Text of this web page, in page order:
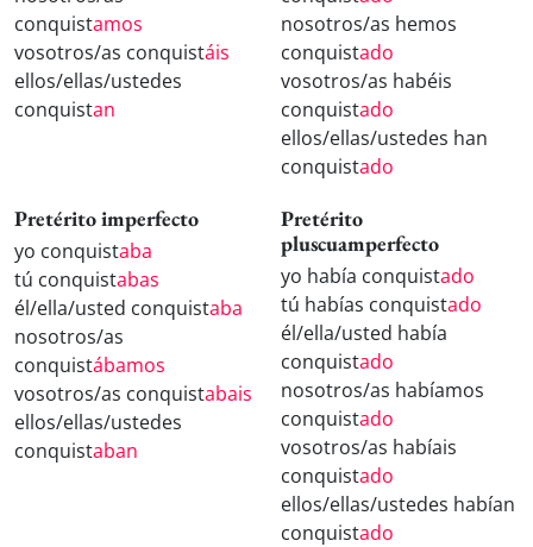
conquistamos
vosotros/as conquistáis
ellos/ellas/ustedes
conquistan
nosotros/as hemos
conquistado
vosotros/as habéis
conquistado
ellos/ellas/ustedes han
conquistado
Pretérito imperfecto
yo conquistaba
tú conquistabas
él/ella/usted conquistaba
nosotros/as
conquistábamos
vosotros/as conquistabais
ellos/ellas/ustedes
conquistaban
Pretérito
pluscuamperfecto
yo había conquistado
tú habías conquistado
él/ella/usted había
conquistado
nosotros/as habíamos
conquistado
vosotros/as habíais
conquistado
ellos/ellas/ustedes habían
conquistado